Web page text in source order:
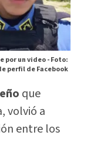
por un video -Foto:
perfil de Facebook
que
volvió a
entre los